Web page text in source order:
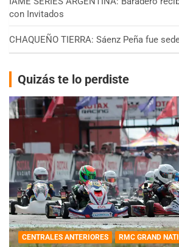
con Invitados
CHAQUEÑO TIERRA: Sáenz Peña fue
Quizás te lo perdiste
CENTRALES ANTERIORES RMC GRAND